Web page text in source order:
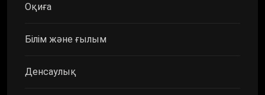
Оқиға
Білім және ғылым
Денсаулық